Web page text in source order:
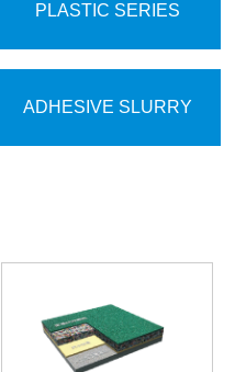
PLASTIC SERIES
ADHESIVE SLURRY